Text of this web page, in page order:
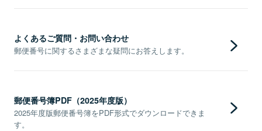
よくあるご質問・お問い合わせ
郵便番号に関するさまざまな疑問にお答えします。
郵便番号簿PDF（2025年度版）
2025年度版郵便番号簿をPDF形式でダウンロードできま
す。